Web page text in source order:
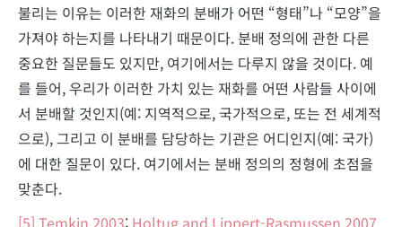
불리는 이유는 이러한 재화의 분배가 어떤 “형태”나 “모양”을
가져야 하는지를 나타내기 때문이다. 분배 정의에 관한 다른
중요한 질문들도 있지만, 여기에서는 다루지 않을 것이다. 예
를 들어, 우리가 이러한 가치 있는 재화를 어떤 사람들 사이에
서 분배할 것인지(예: 지역적으로, 국가적으로, 또는 전 세계적
으로), 그리고 이 분배를 담당하는 기관은 어디인지(예: 국가)
에 대한 질문이 있다. 여기에서는 분배 정의의 정형에 초점을
맞춘다.
[5] Temkin 2003; Holtug and Lippert-Rasmussen 2007